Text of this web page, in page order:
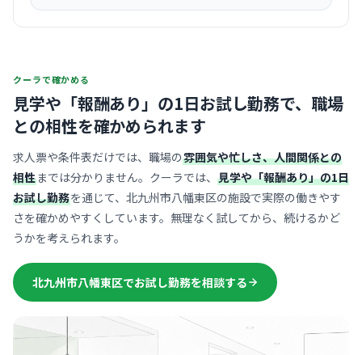
クーラで確かめる
見学や「報酬あり」の1日お試し勤務で、 職場
との相性を確かめられます
求人票や条件表だけでは、職場の雰囲気や忙しさ、人間関係との
相性までは分かりません。クーラでは、 見学や「報酬あり」の1日
お試し勤務を通じて、北九州市八幡東区の施設で実際の働きやす
さを確かめやすくしています。無理なく試してから、続けるかど
うかを考えられます。
北九州市八幡東区でお試し勤務を相談する